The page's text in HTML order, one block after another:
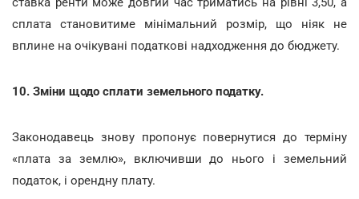
сплата становитиме мінімальний розмір, що ніяк не
вплине на очікувані податкові надходження до бюджету.
10. Зміни щодо сплати земельного податку.
Законодавець знову пропонує повернутися до терміну
«плата за землю», включивши до нього і земельний
податок, і орендну плату.